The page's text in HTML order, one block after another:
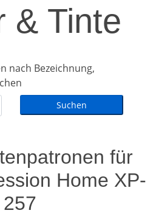
& Tinte
nach Bezeichnung,
für
Home XP-
257